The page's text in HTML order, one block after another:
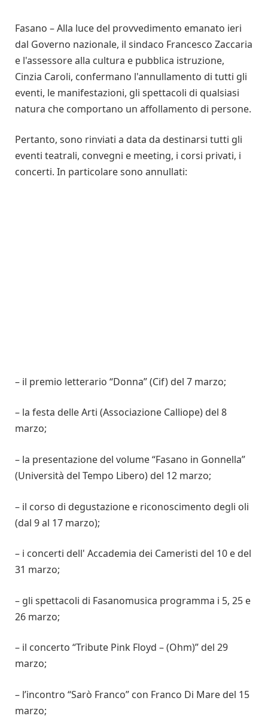
Fasano – Alla luce del provvedimento emanato ieri
dal Governo nazionale, il sindaco Francesco Zaccaria
e l'assessore alla cultura e pubblica istruzione,
Cinzia Caroli, confermano l'annullamento di tutti gli
eventi, le manifestazioni, gli spettacoli di qualsiasi
natura che comportano un affollamento di persone.
Pertanto, sono rinviati a data da destinarsi tutti gli
eventi teatrali, convegni e meeting, i corsi privati, i
concerti. In particolare sono annullati:
– il premio letterario “Donna” (Cif) del 7 marzo;
– la festa delle Arti (Associazione Calliope) del 8
marzo;
– la presentazione del volume “Fasano in Gonnella”
(Università del Tempo Libero) del 12 marzo;
– il corso di degustazione e riconoscimento degli oli
(dal 9 al 17 marzo);
– i concerti dell' Accademia dei Cameristi del 10 e del
31 marzo;
– gli spettacoli di Fasanomusica programma i 5, 25 e
26 marzo;
– il concerto “Tribute Pink Floyd – (Ohm)” del 29
marzo;
– l’incontro “Sarò Franco” con Franco Di Mare del 15
marzo;